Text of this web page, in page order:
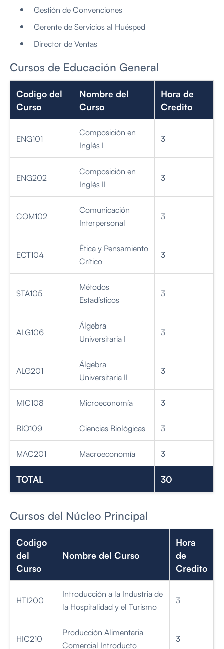
Gestión de Convenciones
Gerente de Servicios al Huésped
Director de Ventas
Cursos de Educación General
Codigo del
Curso
Nombre del
Curso
Hora de
Credito
ENG101
Composición en
Inglés I
3
ENG202
Composición en
Inglés II
3
COM102
Comunicación
Interpersonal
3
ECT104
Ética y Pensamiento
Crítico
3
STA105
Métodos
Estadísticos
3
ALG106
Álgebra
Universitaria I
3
ALG201
Álgebra
Universitaria II
3
MIC108 Microeconomía 3
BIO109 Ciencias Biológicas 3
MAC201 Macroeconomía 3
TOTAL 30
Cursos del Núcleo Principal
Codigo
del
Curso
Nombre del Curso
Hora
de
Credito
HTI200
Introducción a la Industria de
la Hospitalidad y el Turismo
3
HIC210
Producción Alimentaria
Comercial Introducto
3